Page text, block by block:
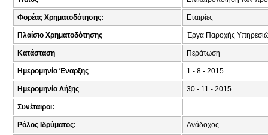
Φορέας Χρηματοδότησης: Εταιρίες
Πλαίσιο Χρηματοδότησης Έργα Παροχής
Κατάσταση Περάτωση
Ημερομηνία Έναρξης 1 - 8 - 2015
Ημερομηνία Λήξης 30 - 11 - 2015
Συνέταιροι:
Ρόλος Ιδρύματος: Ανάδοχος